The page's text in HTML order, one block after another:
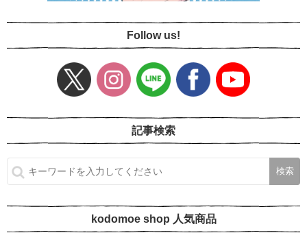
Follow us!
記事検索
kodomoe shop 人気商品